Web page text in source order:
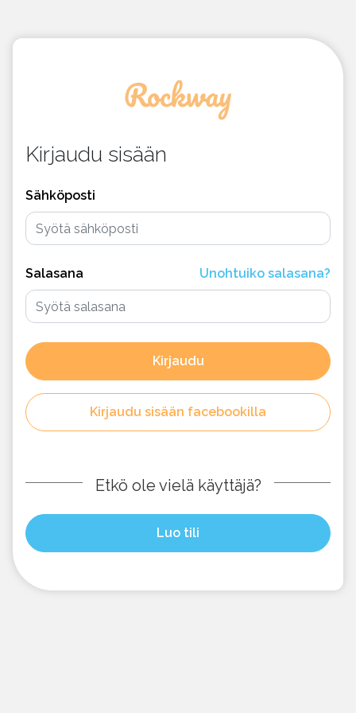
Kirjaudu sisään
Sähköposti
Salasana Unohtuiko salasana?
Kirjaudu
Kirjaudu sisään facebookilla
Etkö ole vielä käyttäjä?
Luo tili